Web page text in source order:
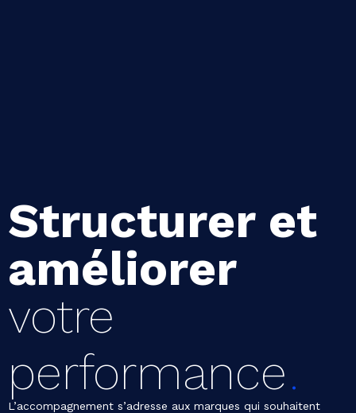
Structurer et
améliorer
votre
performance
L’accompagnement s’adresse aux marques qui souhaitent